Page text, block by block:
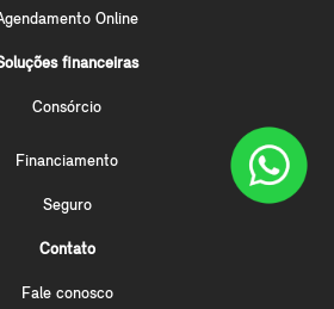
Online
financeiras
Consórcio
Financiamento
Seguro
Contato
Fale conosco